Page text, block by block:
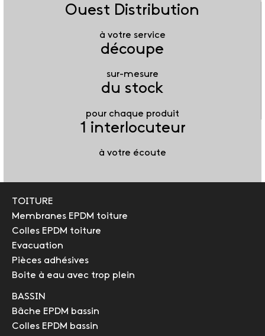
Ouest Distribution
à votre service
découpe
sur-mesure
du stock
pour chaque produit
1 interlocuteur
à votre écoute
TOITURE
Membranes EPDM toiture
Colles EPDM toiture
Evacuation
Pièces adhésives
Boite à eau avec trop plein
BASSIN
Bâche EPDM bassin
Colles EPDM bassin